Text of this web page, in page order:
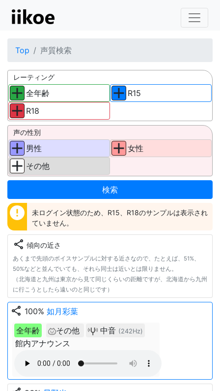
Top 声質検索
レーティング
全年齢
R18
R15
声の性別
男性
その他
女性
error
未ログイン状態のため、R15、R18のサンプルは表示され
ていません。
share 傾向の近さ
あくまで先頭のボイスサンプルに対する近さなので、たとえば、51%、
50%などと並んでいても、それら同士は近いとは限りません。
（北海道と九州は東京から見て同じくらいの距離ですが、北海道から九州
に行こうとしたら遠いのと同じです）
share 100% 如月彩葉
全年齢
その他 中音 (242Hz)
館内アナウンス